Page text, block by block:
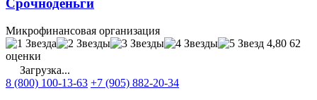
Срочноденьги
Микрофинансовая организация
4,80 62
оценки
Загрузка...
8 (800) 100-13-63 +7 (905) 882-20-34